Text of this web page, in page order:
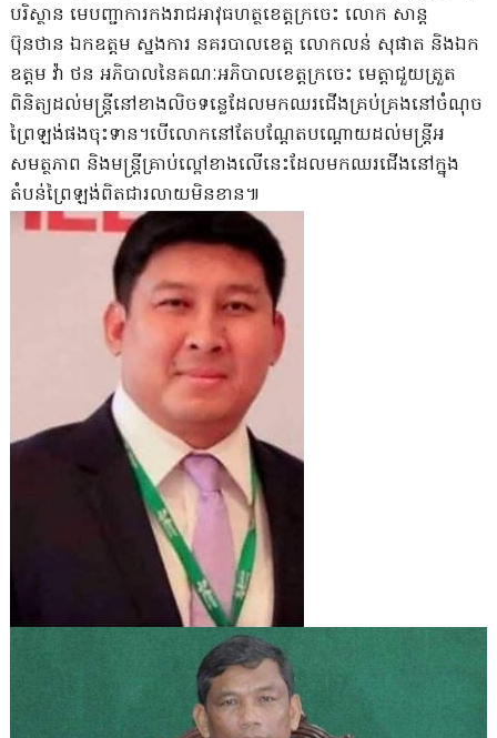
បរិស្ថាន មេបញ្ជាការកងរាជអាវុធហត្ថខេត្តក្រចេះ លោក សាន្ត
ប៊ុនថាន ឯកឧត្តម ស្នងការ នគរបាលខេត្ត លោកលន់ សុផាត និងឯក
ឧត្តម វ៉ា ថន អភិបាលនៃគណៈអភិបាលខេត្តក្រចេះ មេត្តាជួយត្រួត
ពិនិត្យដល់មន្ត្រីនៅខាងលិចទន្លេដែលមកឈរជើងគ្រប់គ្រងនៅចំណុច
ព្រៃឡង់ផងចុះទាន។បើលោកនៅតែបណ្ដែតបណ្ដោយដល់មន្ត្រីអ
សមត្ថភាព និងមន្ត្រីគ្រាប់ល្ពៅខាងលើនេះដែលមកឈរជើងនៅក្នុង
តំបន់ព្រៃឡង់ពិតជារលាយមិនខាន៕